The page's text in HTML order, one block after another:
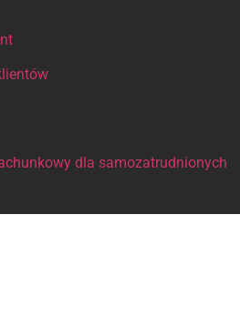
dla samozatrudnionych